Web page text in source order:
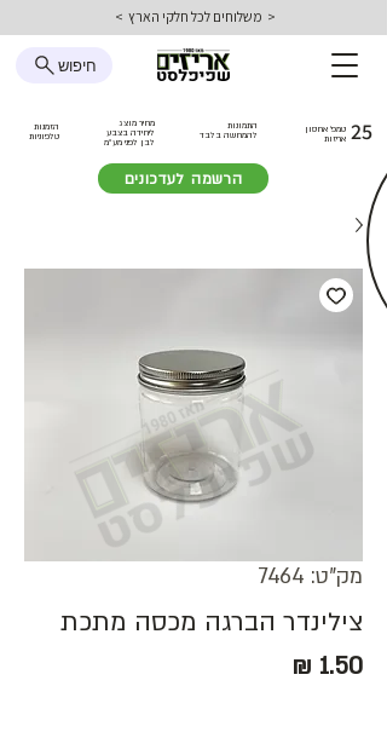
< משלוחים לכל חלקי הארץ >
חיפוש
הזמנות
טלפוניות
מחיר מוצג
ליחידה בצבע
לבן לפני מע״מ
התמונות
להמחשה בלבד
טמפ׳ אחסון
אריזות 25
הרשמה לעדכונים
מק"ט: 7464
צילינדר הברגה מכסה מתכת